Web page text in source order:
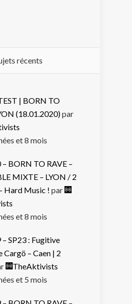
récents
| BORN TO
(18.01.2020)par
et 8 mois
BORN TO RAVE –
MIXTE – LYON / 2
Hard Music ! par
et 8 mois
SP23 : Fugitive
Cargö – Caen | 2
TheAktivists
et 5 mois